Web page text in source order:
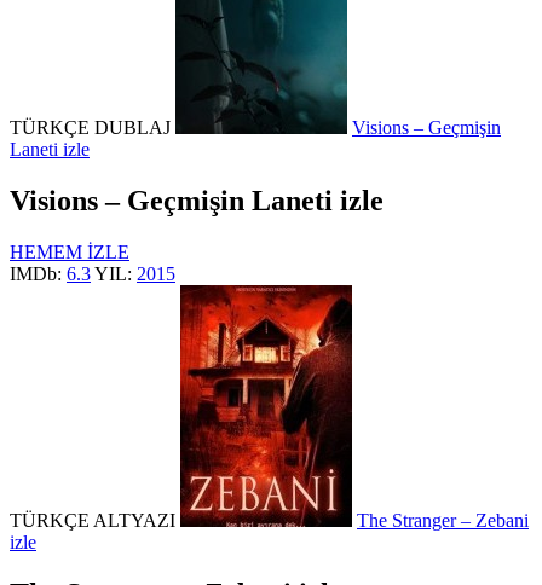
TÜRKÇE DUBLAJ
Visions – Geçmişin
Laneti izle
Visions – Geçmişin Laneti izle
HEMEM İZLE
IMDb: 6.3YIL: 2015
TÜRKÇE ALTYAZI
The Stranger – Zebani
izle